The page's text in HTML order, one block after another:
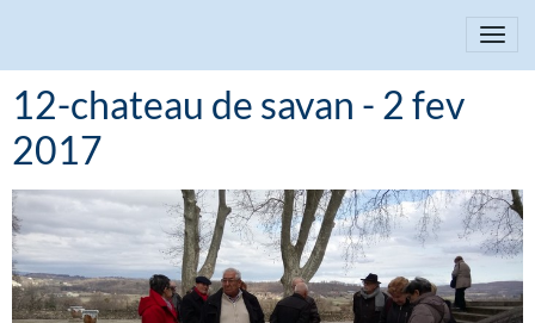
12-chateau de savan - 2 fev
2017